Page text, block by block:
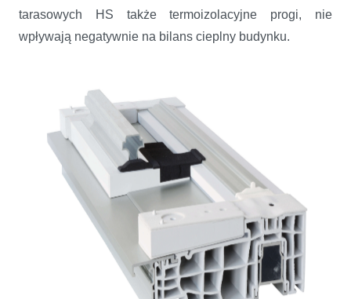
tarasowych HS także termoizolacyjne progi, nie
wpływają negatywnie na bilans cieplny budynku.